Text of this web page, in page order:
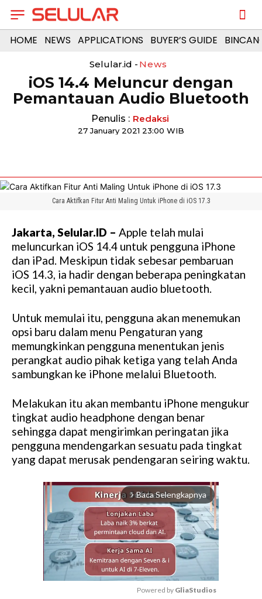
HOME NEWS APPLICATIONS BUYER’S GUIDE
Selular.id - News
iOS 14.4 Meluncur dengan
Pemantauan Audio Bluetooth
Penulis : Redaksi
27 January 2021 23:00 WIB
Cara Aktifkan Fitur Anti Maling Untuk iPhone di iOS 17.3
Jakarta, Selular.ID – Apple telah mulai
meluncurkan iOS 14.4 untuk pengguna iPhone
dan iPad. Meskipun tidak sebesar pembaruan
iOS 14.3, ia hadir dengan beberapa peningkatan
kecil, yakni pemantauan audio bluetooth.
Untuk memulai itu, pengguna akan menemukan
opsi baru dalam menu Pengaturan yang
memungkinkan pengguna menentukan jenis
perangkat audio pihak ketiga yang telah Anda
sambungkan ke iPhone melalui Bluetooth.
Melakukan itu akan membantu iPhone mengukur
tingkat audio headphone dengan benar
sehingga dapat mengirimkan peringatan jika
pengguna mendengarkan sesuatu pada tingkat
yang dapat merusak pendengaran seiring waktu.
arrow_forward_ios Baca Selengkapnya
Powered by GliaStudios